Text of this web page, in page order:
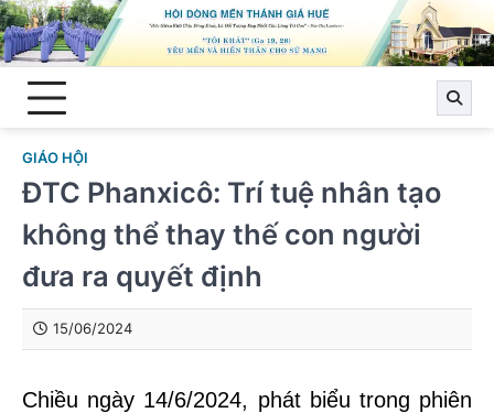
Skip
to
content
GIÁO HỘI
ĐTC Phanxicô: Trí tuệ nhân tạo
không thể thay thế con người
đưa ra quyết định
15/06/2024
Chiều ngày 14/6/2024, phát biểu trong phiên